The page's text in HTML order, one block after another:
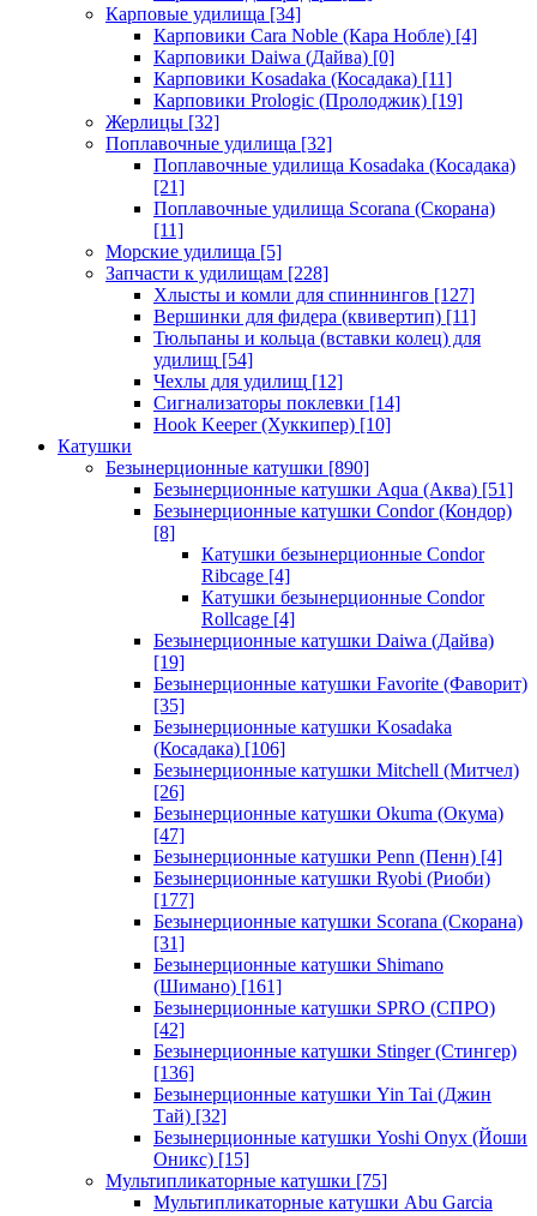
Карповые удилища [34]
Карповики Cara Noble (Кара Нобле) [4]
Карповики Daiwa (Дайва) [0]
Карповики Kosadaka (Косадака) [11]
Карповики Prologic (Пролоджик) [19]
Жерлицы [32]
Поплавочные удилища [32]
Поплавочные удилища Kosadaka (Косадака)
[21]
Поплавочные удилища Scorana (Скорана)
[11]
Морские удилища [5]
Запчасти к удилищам [228]
Хлысты и комли для спиннингов [127]
Вершинки для фидера (квивертип) [11]
Тюльпаны и кольца (вставки колец) для
удилищ [54]
Чехлы для удилищ [12]
Сигнализаторы поклевки [14]
Hook Keeper (Хуккипер) [10]
Катушки
Безынерционные катушки [890]
Безынерционные катушки Aqua (Аква) [51]
Безынерционные катушки Condor (Кондор)
[8]
Катушки безынерционные Condor
Ribcage [4]
Катушки безынерционные Condor
Rollcage [4]
Безынерционные катушки Daiwa (Дайва)
[19]
Безынерционные катушки Favorite (Фаворит)
[35]
Безынерционные катушки Kosadaka
(Косадака) [106]
Безынерционные катушки Mitchell (Митчел)
[26]
Безынерционные катушки Okuma (Окума)
[47]
Безынерционные катушки Penn (Пенн) [4]
Безынерционные катушки Ryobi (Риоби)
[177]
Безынерционные катушки Scorana (Скорана)
[31]
Безынерционные катушки Shimano
(Шимано) [161]
Безынерционные катушки SPRO (СПРО)
[42]
Безынерционные катушки Stinger (Стингер)
[136]
Безынерционные катушки Yin Tai (Джин
Тай) [32]
Безынерционные катушки Yoshi Onyx (Йоши
Оникс) [15]
Мультипликаторные катушки [75]
Мультипликаторные катушки Abu Garcia